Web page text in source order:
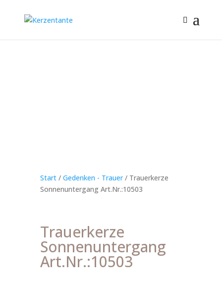
Start/ Gedenken - Trauer/ Trauerkerze
Sonnenuntergang Art.Nr.:10503
Trauerkerze
Sonnenuntergang
Art.Nr.:10503